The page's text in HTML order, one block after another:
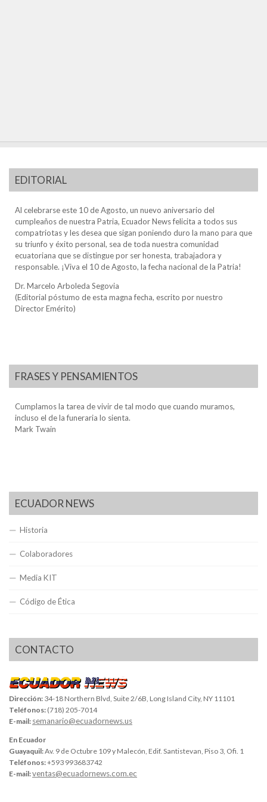
EDITORIAL
Al celebrarse este 10 de Agosto, un nuevo aniversario del
cumpleaños de nuestra Patria, Ecuador News felicita a todos sus
compatriotas y les desea que sigan poniendo duro la mano para que
su triunfo y éxito personal, sea de toda nuestra comunidad
ecuatoriana que se distingue por ser honesta, trabajadora y
responsable. ¡Viva el 10 de Agosto, la fecha nacional de la Patria!
Dr. Marcelo Arboleda Segovia
(Editorial póstumo de esta magna fecha, escrito por nuestro
Director Emérito)
FRASES Y PENSAMIENTOS
Cumplamos la tarea de vivir de tal modo que cuando muramos,
incluso el de la funeraria lo sienta.
Mark Twain
ECUADOR NEWS
Historia
Colaboradores
Media KIT
Código de Ética
CONTACTO
Dirección: 34-18 Northern Blvd, Suite 2/6B, Long Island City, NY 11101
Teléfonos: (718) 205-7014
E-mail: semanario@ecuadornews.us
En Ecuador
Guayaquil:Av. 9 de Octubre 109 y Malecón, Edif. Santistevan, Piso 3, Ofi. 1
Teléfonos:+593 993683742
E-mail:ventas@ecuadornews.com.ec